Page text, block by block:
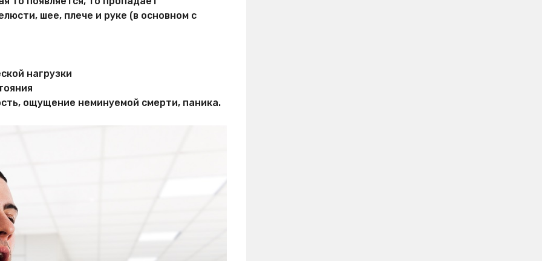
шее, плече и руке (в основном с
нагрузки
ощущение неминуемой смерти, паника.